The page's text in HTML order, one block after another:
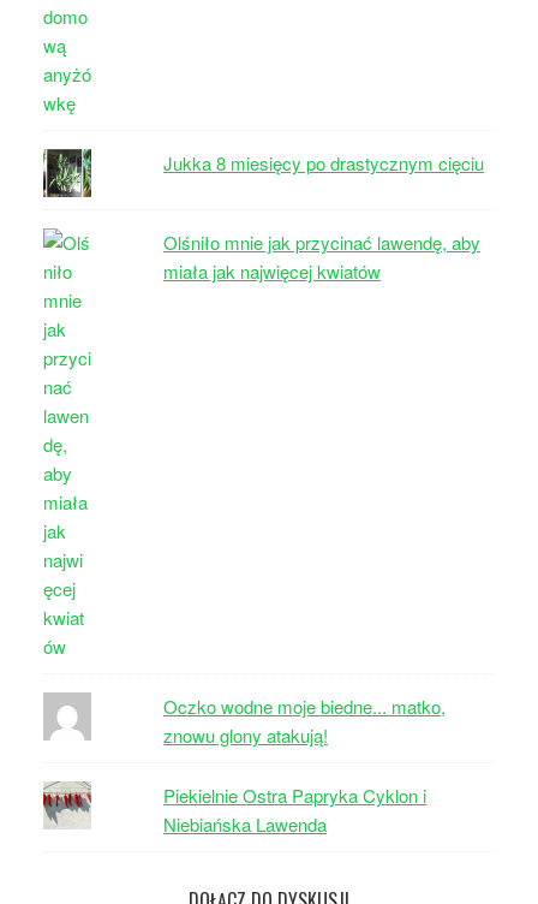
Jukka 8 miesięcy po drastycznym cięciu
Olśniło mnie jak przycinać lawendę, aby
miała jak najwięcej kwiatów
Oczko wodne moje biedne... matko,
znowu glony atakują!
Piekielnie Ostra Papryka Cyklon i
Niebiańska Lawenda